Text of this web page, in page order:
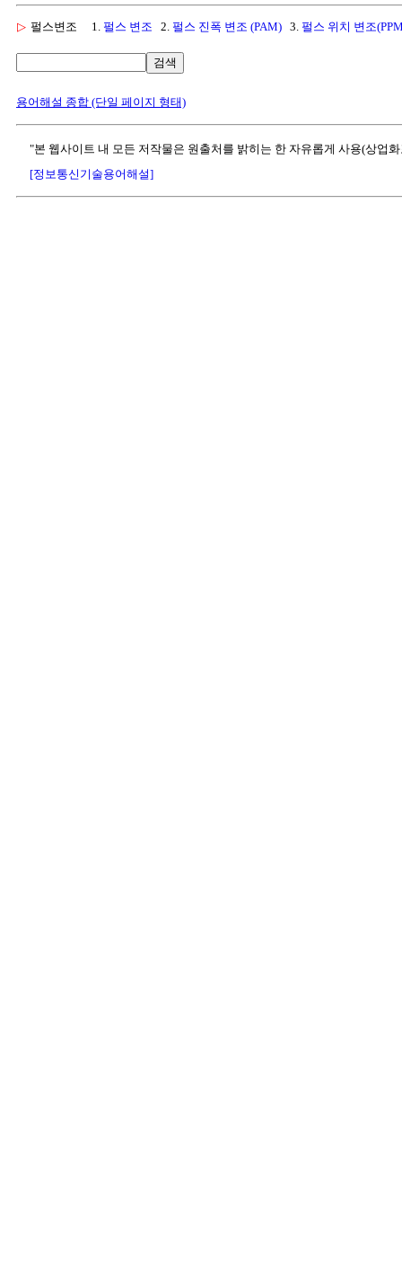
▷ 펄스변조 1. 펄스 변조 2. 펄스 진폭 변조 (PAM) 3. 펄스 위치 변조
검색
용어해설 종합 (단일 페이지 형태)
"본 웹사이트 내 모든 저작물은 원출처를 밝히는 한 자유롭게 사용(상업
[정보통신기술용어해설]